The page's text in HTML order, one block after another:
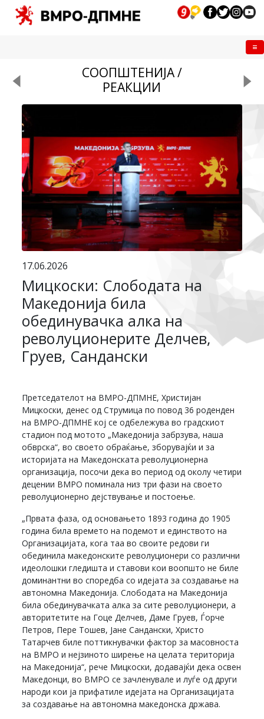
СООПШТЕНИЈА /
РЕАКЦИИ
17.06.2026
Мицкоски: Слободата на
Македонија била
обединувачка алка на
револуционерите Делчев,
Груев, Сандански
Претседателот на ВМРО-ДПМНЕ, Христијан
Мицкоски, денес од Струмица по повод 36 роденден
на ВМРО-ДПМНЕ кој се одбележува во градскиот
стадион под мотото „Македонија забрзува, наша
обврска“, во своето обраќање, зборувајќи и за
историјата на Македонската револуционерна
организација, посочи дека во период од околу четири
децении ВМРО поминала низ три фази на своето
револуционерно дејствување и постоење.
„Првата фаза, од основањето 1893 година до 1905
година била времето на подемот и единството на
Организацијата, кога таа во своите редови ги
обединила македонските револуционери со различни
идеолошки гледишта и ставови кои воопшто не биле
доминантни во споредба со идејата за создавање на
автономна Македонија. Слободата на Македонија
била обединувачката алка за сите револуционери, а
авторитетите на Гоце Делчев, Даме Груев, Ѓорче
Петров, Пере Тошев, Јане Сандански, Христо
Татарчев биле поттикнувачки фактор за масовноста
на ВМРО и нејзиното ширење на целата територија
на Македонија“, рече Мицкоски, додавајќи дека освен
Македонци, во ВМРО се зачленувале и луѓе од други
народи кои ја прифатиле идејата на Организацијата
за создавање на автономна македонска држава.